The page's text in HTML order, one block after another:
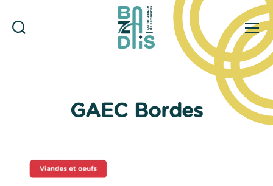
Menu
GAEC Bordes